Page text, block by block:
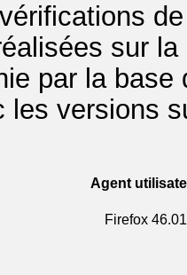
sur
par la base
les versions
Agent
Firefox46.01